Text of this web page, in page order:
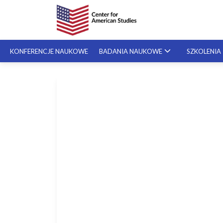
KONFERENCJE NAUKOWE BADANIA NAUKOWE SZKOLENIA